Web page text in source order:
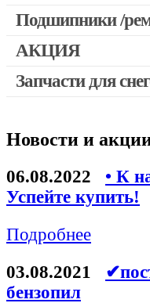
Подшипники /
АКЦИЯ
Скидка 50%
Запчасти для
Новости и
06.08.2022
• К
Успейте купить!
Подробнее
03.08.2021
бензопил